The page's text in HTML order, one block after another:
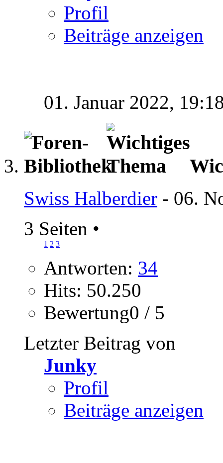
Profil
Beiträge anzeigen
01. Januar 2022,
Swiss Halberdier - 06.
3 Seiten •
1 2 3
Antworten: 34
Hits: 50.250
Bewertung0 / 5
Letzter Beitrag von
Junky
Profil
Beiträge anzeigen